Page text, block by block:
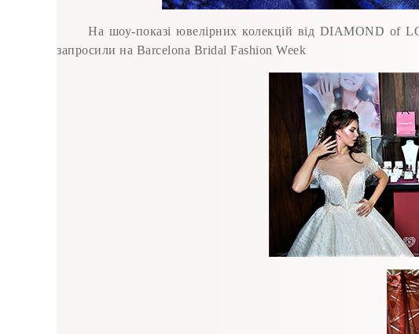
На шоу-показі ювелірних колекцій від DIAMOND of
запросили на Barcelona Bridal Fashion Week